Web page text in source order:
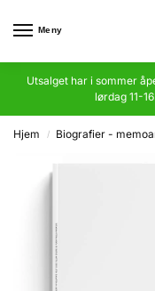
Meny
Utsalget har i sommer
lørdag 11-
Hjem / Biografier -